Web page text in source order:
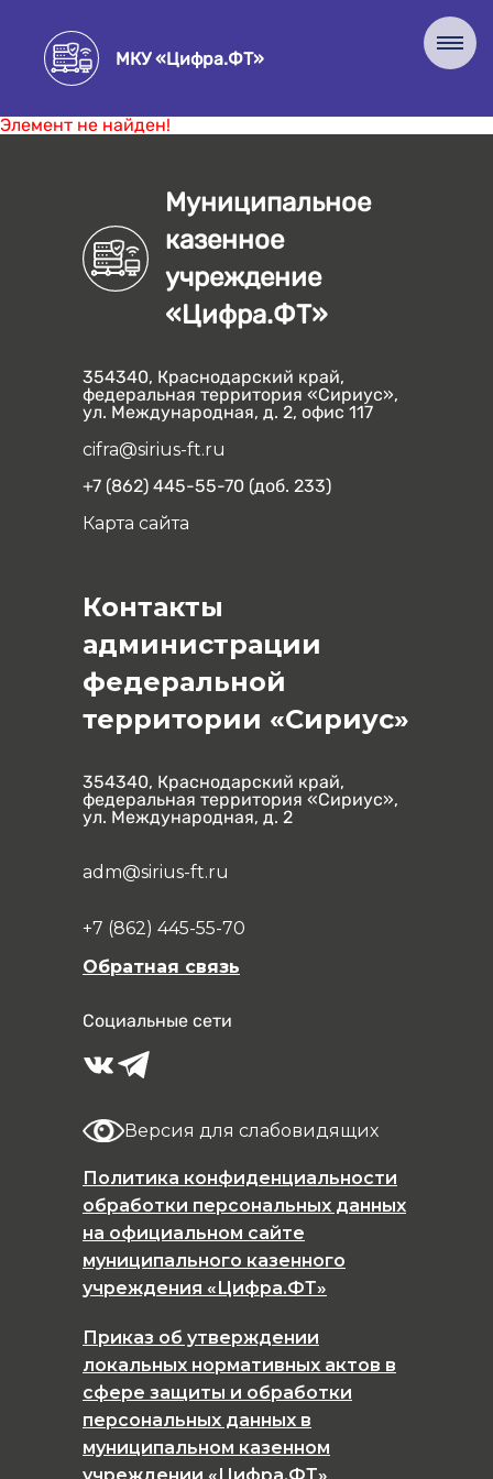
МКУ «Цифра.ФТ»
Элемент не найден!
Муниципальное
казенное
учреждение
«Цифра.ФТ»
354340, Краснодарский край,
федеральная территория «Сириус»,
ул. Международная, д. 2, офис 117
cifra@sirius-ft.ru
+7 (862) 445-55-70 (доб. 233)
Карта сайта
Контакты
администрации
федеральной
территории «Сириус»
354340, Краснодарский край,
федеральная территория «Сириус»,
ул. Международная, д. 2
adm@sirius-ft.ru
+7 (862) 445-55-70
Обратная связь
Социальные сети
Версия для слабовидящих
Политика конфиденциальности
обработки персональных данных
на официальном сайте
муниципального казенного
учреждения «Цифра.ФТ»
Приказ об утверждении
локальных нормативных актов в
сфере защиты и обработки
персональных данных в
муниципальном казенном